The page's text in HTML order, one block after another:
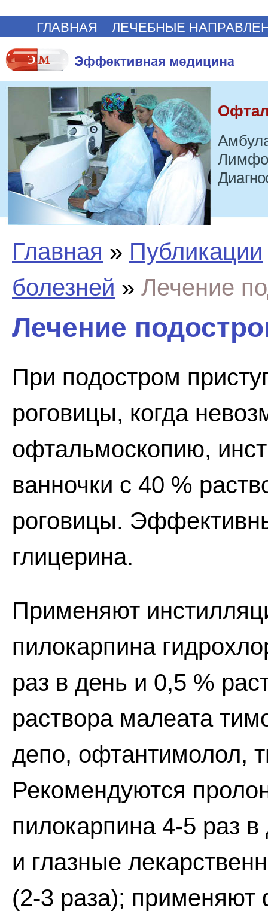
ГЛАВНАЯ ЛЕЧЕБНЫЕ
Главная » Публикации
болезней » Лечение
Лечение
При подостром
роговицы, когда
офтальмоскопию,
ванночки с 40 %
роговицы.
глицерина.
Применяют
пилокарпина
раз в день и 0,5 %
раствора малеата
депо, офтантимолол,
Рекомендуются
пилокарпина 4-5 раз
и глазные
(2-3 раза);